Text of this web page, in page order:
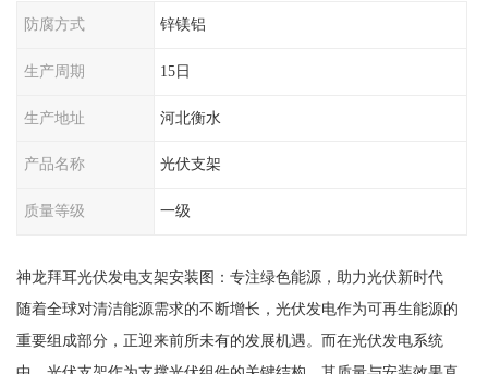
防腐方式 锌镁铝
生产周期 15日
生产地址 河北衡水
产品名称 光伏支架
质量等级 一级
神龙拜耳光伏发电支架安装图：专注绿色能源，助力光伏新时代
随着全球对清洁能源需求的不断增长，光伏发电作为可再生能源的
重要组成部分，正迎来前所未有的发展机遇。而在光伏发电系统